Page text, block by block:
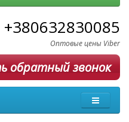
+380632830085
Оптовые цены Viber
обратный звонок